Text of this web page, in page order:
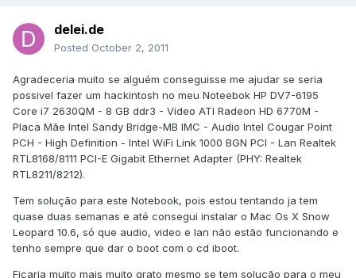
delei.de
Posted October 2, 2011
Agradeceria muito se alguém conseguisse me ajudar se seria
possivel fazer um hackintosh no meu Noteebok HP DV7-6195
Core i7 2630QM - 8 GB ddr3 - Video ATI Radeon HD 6770M -
Placa Mãe Intel Sandy Bridge-MB IMC - Audio Intel Cougar Point
PCH - High Definition - Intel WiFi Link 1000 BGN PCI - Lan Realtek
RTL8168/8111 PCI-E Gigabit Ethernet Adapter (PHY: Realtek
RTL8211/8212).
Tem solução para este Notebook, pois estou tentando ja tem
quase duas semanas e até consegui instalar o Mac Os X Snow
Leopard 10.6, só que audio, video e lan não estão funcionando e
tenho sempre que dar o boot com o cd iboot.
Ficaria muito mais muito grato mesmo se tem solução para o meu